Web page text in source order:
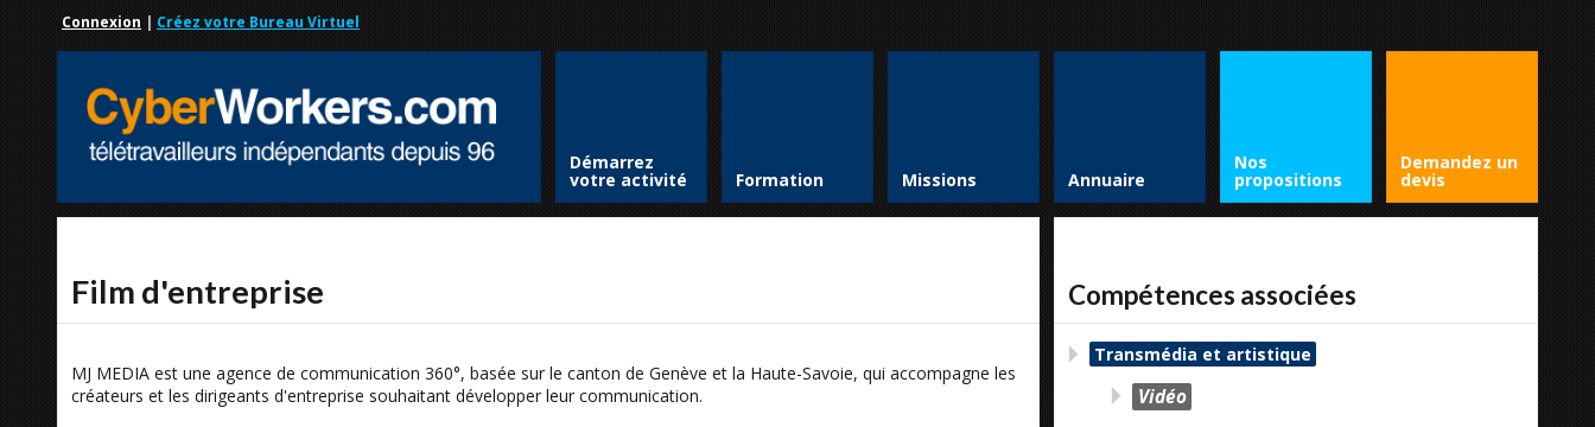
Connexion | Créez votre Bureau Virtuel
Démarrez
votre activité Formation Missions Annuaire
Nos
propositions
Demandez un
devis
Film d'entreprise
MJ MEDIA est une agence de communication 360°, basée sur le canton de Genève et la Haute-Savoie, qui accompagne les
créateurs et les dirigeants d'entreprise souhaitant développer leur communication.
Compétences associées
Transmédia et artistique
Vidéo